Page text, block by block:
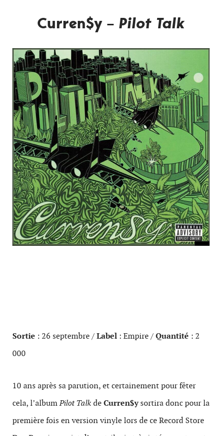
Curren$y – Pilot Talk
Sortie : 26 septembre /Label : Empire /Quantité : 2
000
10 ans après sa parution, et certainement pour fêter
cela, l’albumPilot TalkdeCurren$ysortira donc pour la
première fois en version vinyle lors de ce Record Store